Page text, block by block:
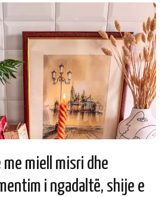
me miell misri dhe
i ngadaltë, shije e